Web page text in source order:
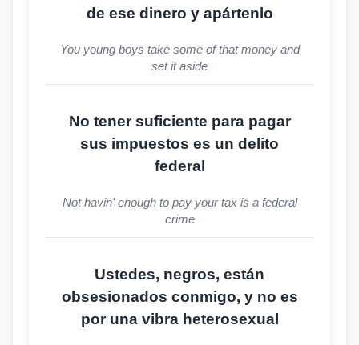
de ese dinero y apártenlo
You young boys take some of that money and
set it aside
No tener suficiente para pagar
sus impuestos es un delito
federal
Not havin' enough to pay your tax is a federal
crime
Ustedes, negros, están
obsesionados conmigo, y no es
por una vibra heterosexual